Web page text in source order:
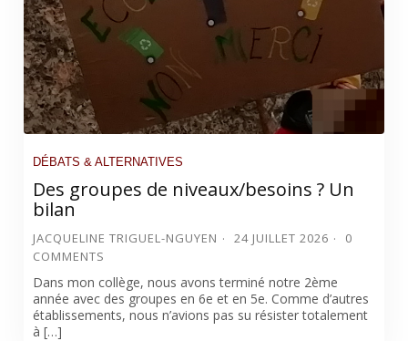
DÉBATS & ALTERNATIVES
Des groupes de niveaux/besoins ? Un
bilan
JACQUELINE TRIGUEL-NGUYEN 24 JUILLET 2026
0
COMMENTS
Dans mon collège, nous avons terminé notre 2ème
année avec des groupes en 6e et en 5e. Comme d’autres
établissements, nous n’avions pas su résister totalement
à […]